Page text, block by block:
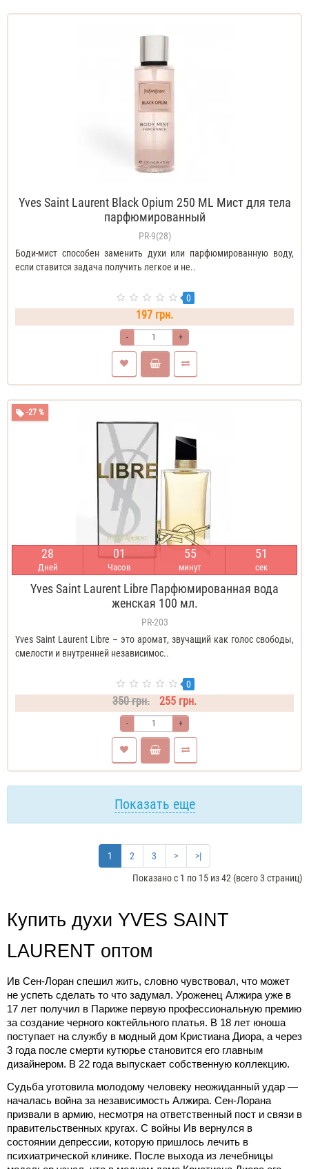
Yves Saint Laurent Black Opium 250 ML Мист для тела
парфюмированный
PR-9(28)
Боди-мист способен заменить духи или парфюмированную воду,
если ставится задача получить легкое и не..
0
197 грн.
- +
-27 %
28
Дней
01
Часов
55
минут
50
сек
Yves Saint Laurent Libre Парфюмированная вода
женская 100 мл.
PR-203
Yves Saint Laurent Libre – это аромат, звучащий как голос свободы,
смелости и внутренней независимос..
0
350 грн. 255 грн.
- +
Показать еще
1 2 3 >
>|
Показано с 1 по 15 из 42 (всего 3 страниц)
Купить духи YVES SAINT
LAURENT оптом
Ив Сен-Лоран спешил жить, словно чувствовал, что может
не успеть сделать то что задумал. Уроженец Алжира уже в
17 лет получил в Париже первую профессиональную премию
за создание черного коктейльного платья. В 18 лет юноша
поступает на службу в модный дом Кристиана Диора, а через
3 года после смерти кутюрье становится его главным
дизайнером. В 22 года выпускает собственную коллекцию.
Судьба уготовила молодому человеку неожиданный удар —
началась война за независимость Алжира. Сен-Лорана
призвали в армию, несмотря на ответственный пост и связи в
правительственных кругах. С войны Ив вернулся в
состоянии депрессии, которую пришлось лечить в
психиатрической клинике. После выхода из лечебницы